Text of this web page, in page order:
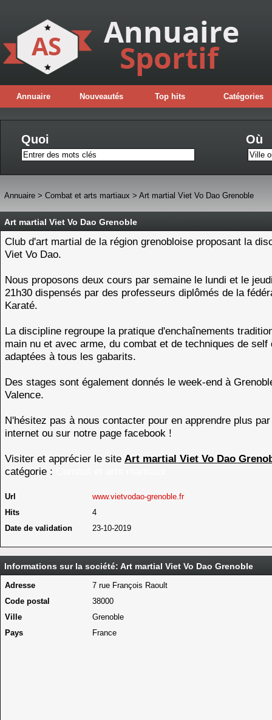
Annuaire Nouveautés Top hits Catégories
Quoi Où
Annuaire > Combat et arts martiaux > Art martial Viet Vo Dao Grenoble
Art martial Viet Vo Dao Grenoble
Club d'art martial de la région grenobloise proposant la
Viet Vo Dao.
Nous proposons deux cours par semaine le lundi et le
21h30 dispensés par des professeurs diplômés de la
Karaté.
La discipline regroupe la pratique d'enchaînements
main nu et avec arme, du combat et de techniques de self
adaptées à tous les gabarits.
Des stages sont également donnés le week-end à
Valence.
N'hésitez pas à nous contacter pour en apprendre plus
internet ou sur notre page facebook !
Visiter et apprécier le site Art martial Viet Vo Dao
catégorie :
Url
www.vietvodao-grenoble.fr
Hits
4
Date de validation
23-10-2019
Informations sur la société: Art martial Viet Vo Dao Grenoble
Adresse
7 rue François Raoult
Code postal
38000
Ville
Grenoble
Pays
France